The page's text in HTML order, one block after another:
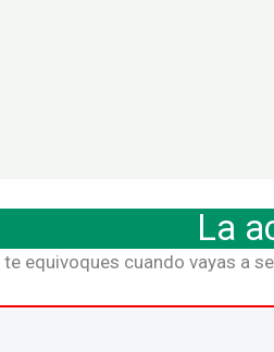
La
te equivoques cuando vayas a